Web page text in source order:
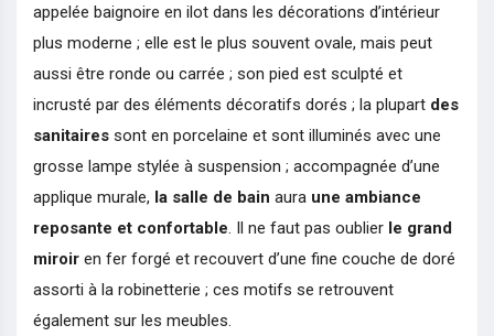
appelée baignoire en ilot dans les décorations d’intérieur
plus moderne ; elle est le plus souvent ovale, mais peut
aussi être ronde ou carrée ; son pied est sculpté et
incrusté par des éléments décoratifs dorés ; la plupart des
sanitaires sont en porcelaine et sont illuminés avec une
grosse lampe stylée à suspension ; accompagnée d’une
applique murale, la salle de bain aura une ambiance
reposante et confortable. Il ne faut pas oublier le grand
miroir en fer forgé et recouvert d’une fine couche de doré
assorti à la robinetterie ; ces motifs se retrouvent
également sur les meubles.